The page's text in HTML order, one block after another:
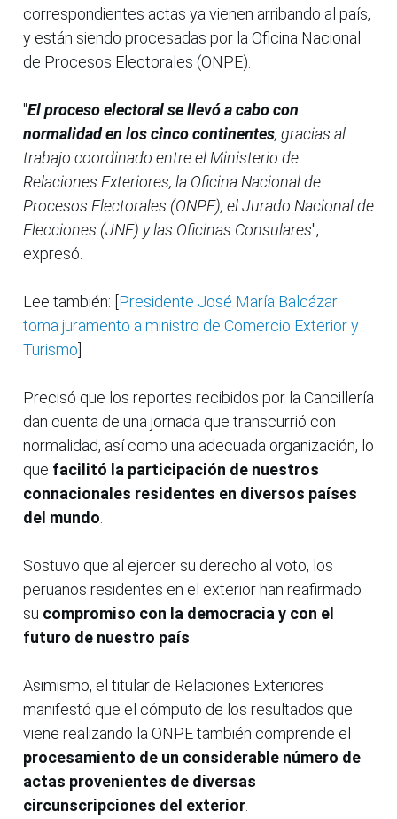
correspondientes actas ya vienen arribando al país,
y están siendo procesadas por la Oficina Nacional
de Procesos Electorales (ONPE).
"El proceso electoral se llevó a cabo con
normalidad en los cinco continentes, gracias al
trabajo coordinado entre el Ministerio de
Relaciones Exteriores, la Oficina Nacional de
Procesos Electorales (ONPE), el Jurado Nacional de
Elecciones (JNE) y las Oficinas Consulares",
expresó.
Lee también: [ Presidente José María Balcázar
toma juramento a ministro de Comercio Exterior y
Turismo
Precisó que los reportes recibidos por la Cancillería
dan cuenta de una jornada que transcurrió con
normalidad, así como una adecuada organización, lo
que facilitó la participación de nuestros
connacionales residentes en diversos países
del mundo
Sostuvo que al ejercer su derecho al voto, los
peruanos residentes en el exterior han reafirmado
su compromiso con la democracia y con el
futuro de nuestro país
Asimismo, el titular de Relaciones Exteriores
manifestó que el cómputo de los resultados que
viene realizando la ONPE también comprende el
procesamiento de un considerable número de
actas provenientes de diversas
circunscripciones del exterior